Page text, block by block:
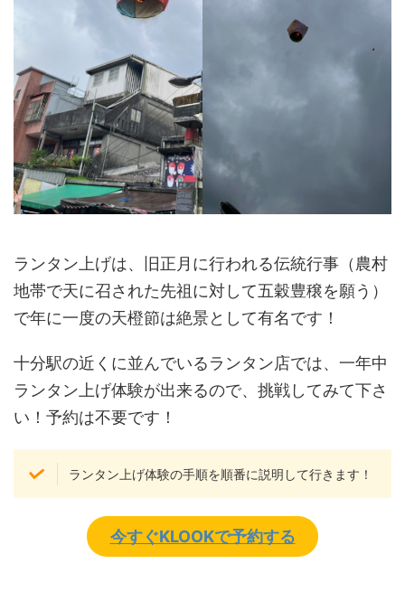
ランタン上げは、旧正月に行われる伝統行事（農村
地帯で天に召された先祖に対して五穀豊穣を願う）
で年に一度の天橙節は絶景として有名です！
十分駅の近くに並んでいるランタン店では、一年中
ランタン上げ体験が出来るので、挑戦してみて下さ
い！予約は不要です！
ランタン上げ体験の手順を順番に説明して行きます！
今すぐKLOOKで予約する